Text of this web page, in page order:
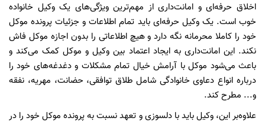
اخلاق حرفه‌ای و امانت‌داری از مهم‌ترین ویژگی‌های یک وکیل خانواده
خوب است. یک وکیل حرفه‌ای باید تمام اطلاعات و جزئیات پرونده موکل
خود را کاملا محرمانه نگه دارد و هیچ‌ اطلاعاتی را بدون اجازه موکل فاش
نکند. این امانت‌داری به ایجاد اعتماد بین وکیل و موکل کمک می‌کند و
باعث می‌شود موکل با آرامش خیال تمام مشکلات و دغدغه‌های خود را
درباره انواع دعاوی خانوادگی شامل طلاق توافقی، حضانت، مهریه، نفقه
و... مطرح کند.
علاوه‌بر این، وکیل باید با دلسوزی و تعهد نسبت به پرونده موکل خود را در